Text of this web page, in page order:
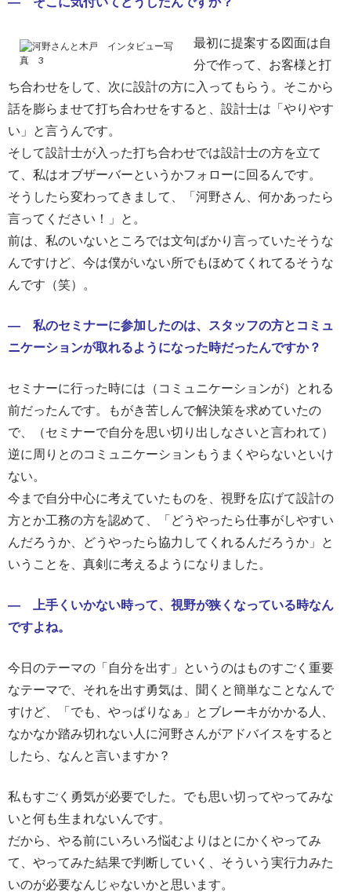
最初に提案する図面は自
分で作って、お客様と打
ち合わせをして、次に設計の方に入ってもらう。そこから
話を膨らませて打ち合わせをすると、設計士は「やりやす
い」と言うんです。
そして設計士が入った打ち合わせでは設計士の方を立て
て、私はオブザーバーというかフォローに回るんです。
そうしたら変わってきまして、「河野さん、何かあったら
言ってください！」と。
前は、私のいないところでは文句ばかり言っていたそうな
んですけど、今は僕がいない所でもほめてくれてるそうな
んです（笑）。
― 私のセミナーに参加したのは、スタッフの方とコミュ
ニケーションが取れるようになった時だったんですか？
セミナーに行った時には（コミュニケーションが）とれる
前だったんです。もがき苦しんで解決策を求めていたの
で、（セミナーで自分を思い切り出しなさいと言われて）
逆に周りとのコミュニケーションもうまくやらないといけ
ない。
今まで自分中心に考えていたものを、視野を広げて設計の
方とか工務の方を認めて、「どうやったら仕事がしやすい
んだろうか、どうやったら協力してくれるんだろうか」と
いうことを、真剣に考えるようになりました。
― 上手くいかない時って、視野が狭くなっている時なん
ですよね。
今日のテーマの「自分を出す」というのはものすごく重要
なテーマで、それを出す勇気は、聞くと簡単なことなんで
すけど、「でも、やっぱりなぁ」とブレーキがかかる人、
なかなか踏み切れない人に河野さんがアドバイスをすると
したら、なんと言いますか？
私もすごく勇気が必要でした。でも思い切ってやってみな
いと何も生まれないんです。
だから、やる前にいろいろ悩むよりはとにかくやってみ
て、やってみた結果で判断していく、そういう実行力みた
いのが必要なんじゃないかと思います。